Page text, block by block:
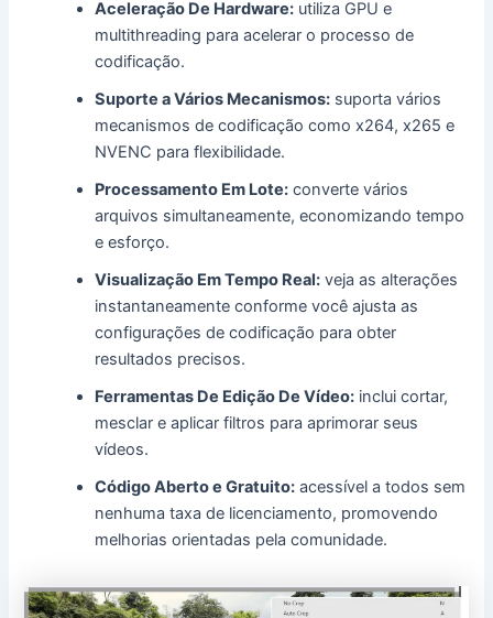
Aceleração De Hardware: utiliza GPU e
multithreading para acelerar o processo de
codificação.
Suporte a Vários Mecanismos: suporta vários
mecanismos de codificação como x264, x265 e
NVENC para flexibilidade.
Processamento Em Lote: converte vários
arquivos simultaneamente, economizando tempo
e esforço.
Visualização Em Tempo Real: veja as alterações
instantaneamente conforme você ajusta as
configurações de codificação para obter
resultados precisos.
Ferramentas De Edição De Vídeo: inclui cortar,
mesclar e aplicar filtros para aprimorar seus
vídeos.
Código Aberto e Gratuito: acessível a todos sem
nenhuma taxa de licenciamento, promovendo
melhorias orientadas pela comunidade.